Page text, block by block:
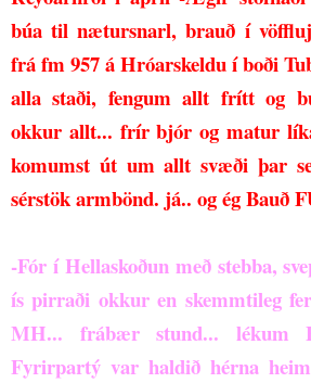
búa til nætursnarl, brauð í
frá fm 957 á Hróarskeldu í boði
alla staði, fengum allt frítt og
okkur allt... frír bjór og matur
komumst út um allt svæði þar
sérstök armbönd. já.. og ég Bauð
-Fór í Hellaskoðun með stebba,
ís pirraði okkur en skemmtileg
MH... frábær stund... lékum
Fyrirpartý var haldið hérna